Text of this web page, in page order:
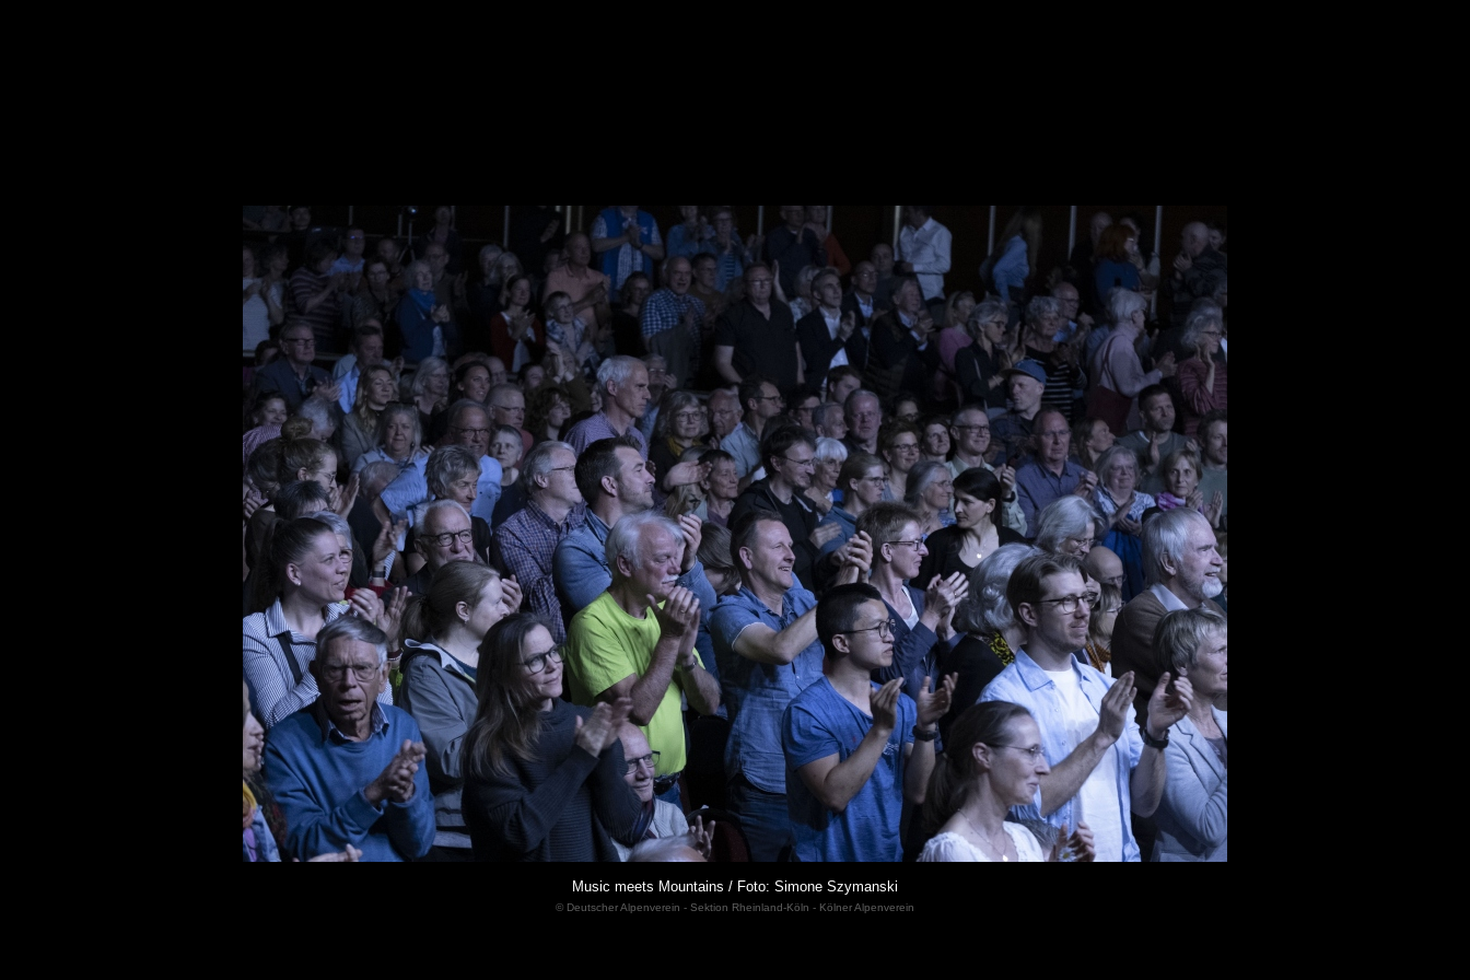
Music meets Mountains / Foto: Simone Szymanski
© Deutscher Alpenverein - Sektion Rheinland-Köln - Kölner Alpenverein